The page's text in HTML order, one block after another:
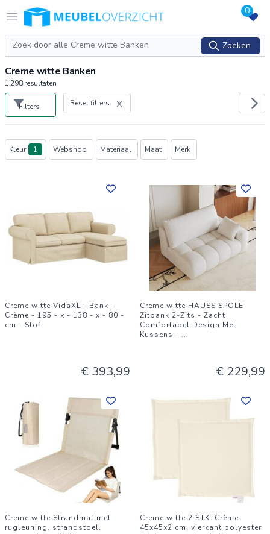
Open menu
Logo Meubeloverzicht.nl 0
Zoeken
Zoeken
Creme witte Banken
1.298resultaten
Filters Reset filters
Producten
Kleur 1 Webshop Materiaal Maat Merk
Creme witte VidaXL - Bank -
Crème - 195 - x - 138 - x - 80 -
cm - Stof
€ 393,99
Creme witte HAUSS SPOLE
Zitbank 2-Zits - Zacht
Comfortabel Design Met
Kussens - ...
€ 229,99
Creme witte Strandmat met
rugleuning, strandstoel,
Creme witte 2 STK. Crème
45x45x2 cm, vierkant polyester